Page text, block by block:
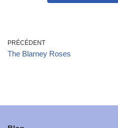
PRÉCÉDENT
The Blarney Roses